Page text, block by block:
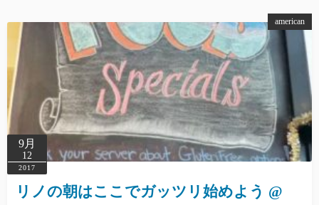
american
9月
12
2017
リノの朝はここでガッツリ始めよう @